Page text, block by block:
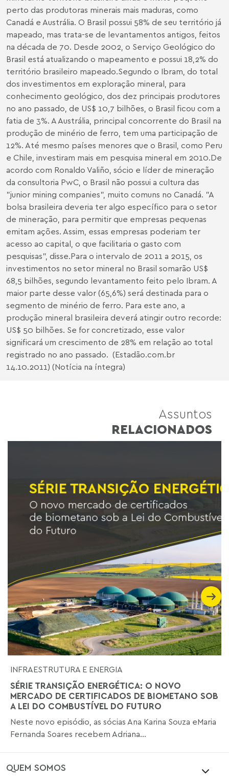
perto das produtoras minerais mais maduras, como
Canadá e Austrália. O Brasil possui 58% de seu território já
mapeado, mas trata-se de levantamentos antigos, feitos
na década de 70. Desde 2002, o Serviço Geológico do
Brasil está atualizando o mapeamento e possui 18,2% do
território brasileiro mapeado.Segundo o Ibram, do total
dos investimentos em exploração mineral, para
conhecimento geológico, dos dez principais produtores
no ano passado, de US$ 10,7 bilhões, o Brasil ficou com a
fatia de 3%. A Austrália, principal concorrente do Brasil na
produção de minério de ferro, tem uma participação de
12%. Até mesmo países menores que o Brasil, como Peru
e Chile, investiram mais em pesquisa mineral em 2010.De
acordo com Ronaldo Valiño, sócio e líder de mineração
da consultoria PwC, o Brasil não possui a cultura das
"junior mining companies", muito comuns no Canadá. "A
bolsa brasileira deveria ter algo específico para o setor
de mineração, para permitir que empresas pequenas
emitam ações. Assim, essas empresas poderiam ter
acesso ao capital, o que facilitaria o gasto com
pesquisas", disse.Para o intervalo de 2011 a 2015, os
investimentos no setor mineral no Brasil somarão US$
68,5 bilhões, segundo levantamento feito pelo Ibram. A
maior parte desse valor (65,6%) será destinada para o
segmento de minério de ferro. Para este ano, a
produção mineral brasileira deverá atingir outro recorde:
US$ 50 bilhões. Se for concretizado, esse valor
significará um crescimento de 28% em relação ao total
registrado no ano passado. (Estadão.com.br
14.10.2011) (Notícia na íntegra)
Assuntos
RELACIONADOS
INFRAESTRUTURA E ENERGIA
SÉRIE TRANSIÇÃO ENERGÉTICA: O NOVO
MERCADO DE CERTIFICADOS DE BIOMETANO SOB
A LEI DO COMBUSTÍVEL DO FUTURO
Neste novo episódio, as sócias Ana Karina Souza eMaria
Fernanda Soares recebem Adriana...
QUEM SOMOS